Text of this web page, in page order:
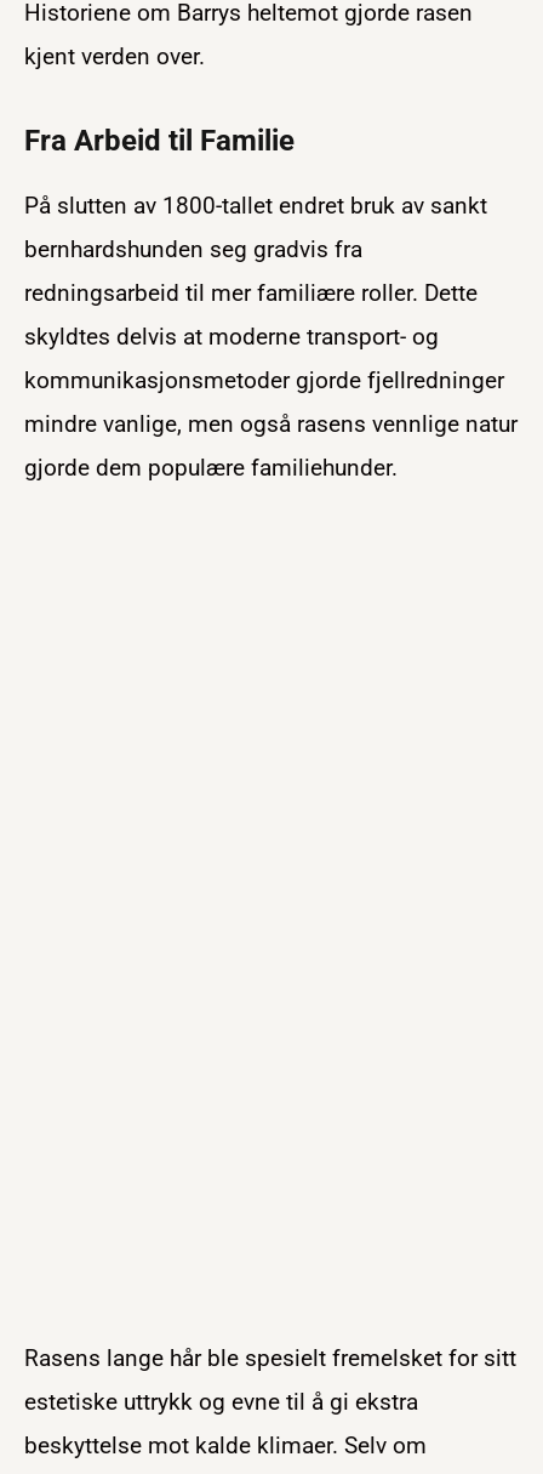
Historiene om Barrys heltemot gjorde rasen
kjent verden over.
Fra Arbeid til Familie
På slutten av 1800-tallet endret bruk av sankt
bernhardshunden seg gradvis fra
redningsarbeid til mer familiære roller. Dette
skyldtes delvis at moderne transport- og
kommunikasjonsmetoder gjorde fjellredninger
mindre vanlige, men også rasens vennlige natur
gjorde dem populære familiehunder.
Rasens lange hår ble spesielt fremelsket for sitt
estetiske uttrykk og evne til å gi ekstra
beskyttelse mot kalde klimaer. Selv om